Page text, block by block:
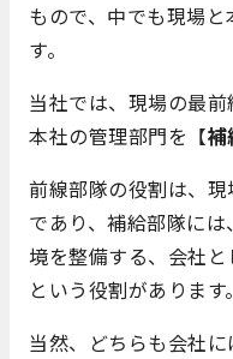
もので、中でも現場
す。
当社では、現場の最
本社の管理部門を【補
前線部隊の役割は、
であり、補給部隊に
境を整備する、会社
という役割があります。
当然、どちらも会社